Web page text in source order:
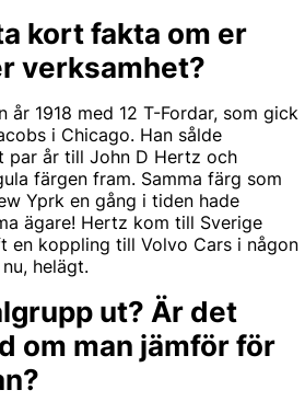
kort fakta om er
verksamhet?
år 1918 med 12 T-Fordar, som gick
i Chicago. Han sålde
par år till John D Hertz och
färgen fram. Samma färg som
Yprk en gång i tiden hade
ägare! Hertz kom till Sverige
en koppling till Volvo Cars i någon
helägt.
ut? Är det
om man jämför för